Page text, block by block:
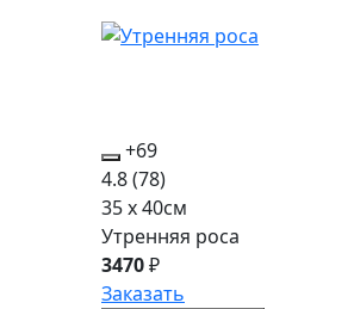
+69
4.8(78)
35 x 40см
Утренняя роса
3470₽
Заказать